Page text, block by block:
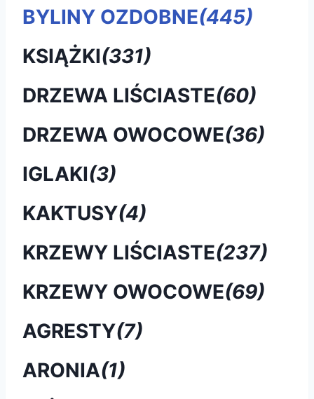
BYLINY OZDOBNE(445)
KSIĄŻKI(331)
DRZEWA LIŚCIASTE(60)
DRZEWA OWOCOWE(36)
IGLAKI(3)
KAKTUSY(4)
KRZEWY LIŚCIASTE(237)
KRZEWY OWOCOWE(69)
AGRESTY(7)
ARONIA(1)